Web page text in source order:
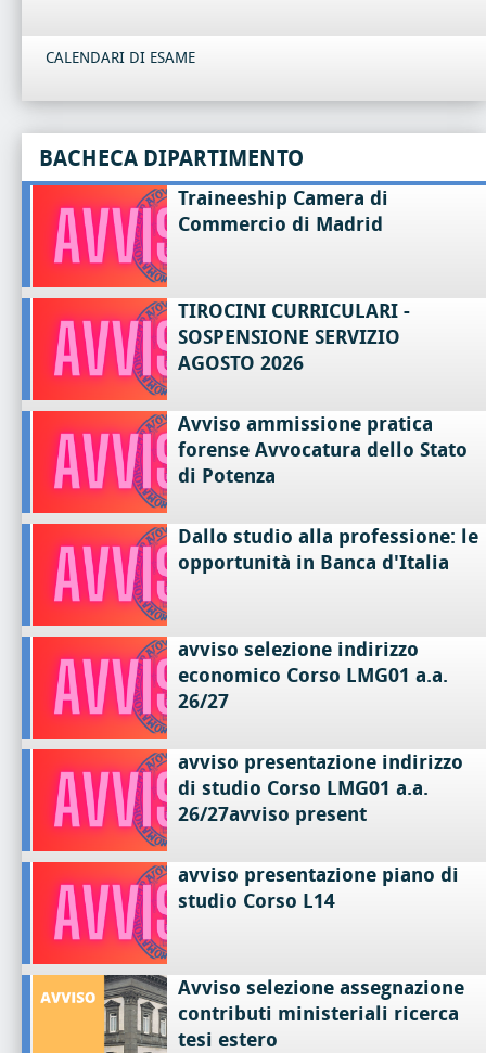
CALENDARI DI ESAME
BACHECA DIPARTIMENTO
Traineeship Camera di
Commercio di Madrid
TIROCINI CURRICULARI -
SOSPENSIONE SERVIZIO
AGOSTO 2026
Avviso ammissione pratica
forense Avvocatura dello Stato
di Potenza
Dallo studio alla professione: le
opportunità in Banca d'Italia
avviso selezione indirizzo
economico Corso LMG01 a.a.
26/27
avviso presentazione indirizzo
di studio Corso LMG01 a.a.
26/27avviso present
avviso presentazione piano di
studio Corso L14
Avviso selezione assegnazione
contributi ministeriali ricerca
tesi estero